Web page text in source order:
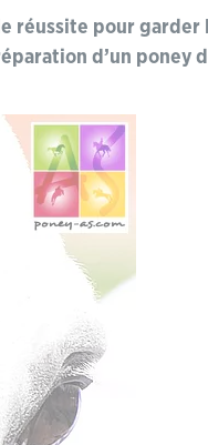
réussite pour garder
d’un poney